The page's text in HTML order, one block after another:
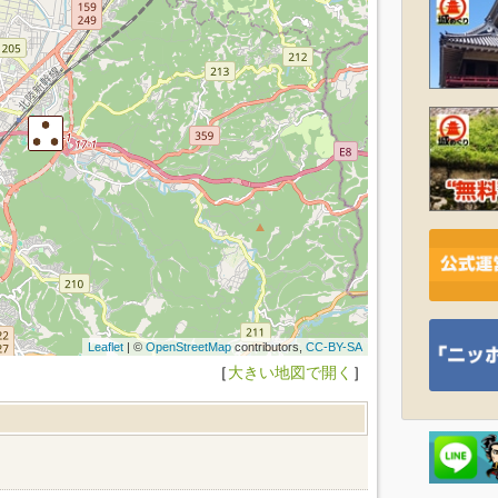
Leaflet| © OpenStreetMapcontributors, CC-BY-SA
［大きい地図で開く ］